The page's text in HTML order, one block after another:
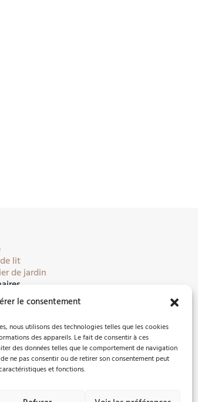
le consentement
nous utilisons des technologies telles que les cookies
des appareils. Le fait de consentir à ces
des données telles que le comportement de navigation
ne pas consentir ou de retirer son consentement peut
et fonctions.
lit
de jardin